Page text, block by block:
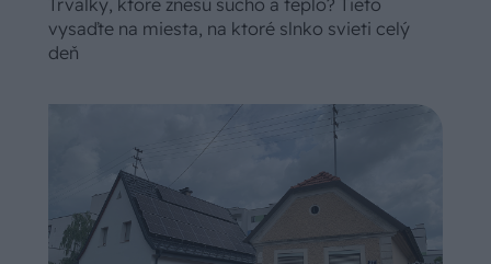
vysaďte na miesta, na ktoré slnko svieti celý
deň